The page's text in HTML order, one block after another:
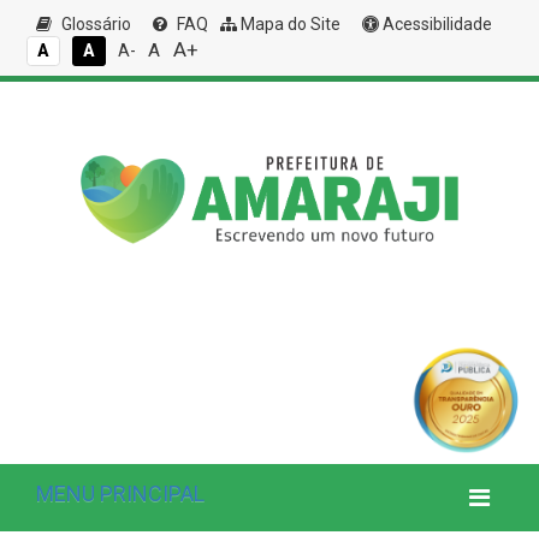
Glossário FAQ Mapa do Site
Acessibilidade
A
A A- A A+
MENU PRINCIPAL